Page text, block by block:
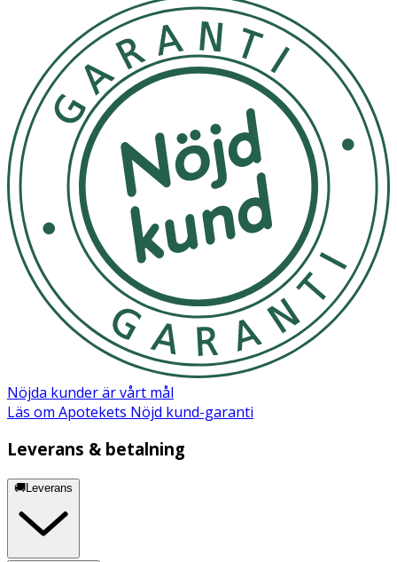
Nöjda kunder är vårt mål
Läs om Apotekets Nöjd kund-garanti
Leverans & betalning
🚚Leverans